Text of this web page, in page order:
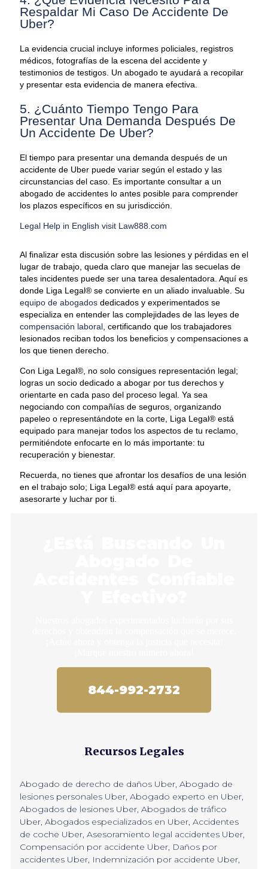
Respaldar Mi Caso De Accidente De
Uber?
La evidencia crucial incluye informes policiales, registros
médicos, fotografías de la escena del accidente y
testimonios de testigos. Un abogado te ayudará a recopilar
y presentar esta evidencia de manera efectiva.
5. ¿Cuánto Tiempo Tengo Para
Presentar Una Demanda Después De
Un Accidente De Uber?
El tiempo para presentar una demanda después de un
accidente de Uber puede variar según el estado y las
circunstancias del caso. Es importante consultar a un
abogado de accidentes lo antes posible para comprender
los plazos específicos en su jurisdicción.
Legal Help in English visit Law888.com
Al finalizar esta discusión sobre las lesiones y pérdidas en el
lugar de trabajo, queda claro que manejar las secuelas de
tales incidentes puede ser una tarea desalentadora. Aquí es
donde Liga Legal® se convierte en un aliado invaluable. Su
equipo de abogados dedicados y experimentados se
especializa en entender las complejidades de las leyes de
compensación laboral , certificando que los trabajadores
lesionados reciban todos los beneficios y compensaciones a
los que tienen derecho.
Con Liga Legal®, no solo consigues representación legal;
logras un socio dedicado a abogar por tus derechos y
orientarte en cada paso del proceso legal. Ya sea
negociando con compañías de seguros, organizando
papeleo o representándote en la corte, Liga Legal® está
equipado para manejar todos los aspectos de tu reclamo,
permitiéndote enfocarte en lo más importante: tu
recuperación y bienestar.
Recuerda, no tienes que afrontar los desafíos de una lesión
en el trabajo solo; Liga Legal® está aquí para apoyarte,
asesorarte y luchar por ti.
844-992-2732
Recursos Legales
Abogado de derecho de daños Uber Abogado de
lesiones personales Uber Abogado experto en Uber
Abogados de lesiones Uber Abogados de tráfico
Uber Abogados especializados en Uber Accidentes
de coche Uber Asesoramiento legal accidentes Uber
Compensación por accidente Uber Daños por
accidentes Uber Indemnización por accidente Uber